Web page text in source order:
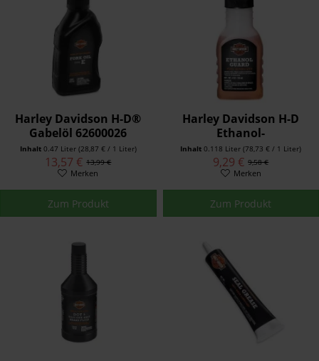
Harley Davidson H-D®
Gabelöl 62600026
Inhalt 0.47 Liter (28,87 € / 1 Liter)
13,99 €
13,57 €
Merken
Zum Produkt
Harley Davidson H-D
Ethanol-
Kraftstoffstabilisator
91600001
Inhalt0.118 Liter(78,73 € / 1 Liter)
9,58 €
9,29 €
Merken
Zum Produkt